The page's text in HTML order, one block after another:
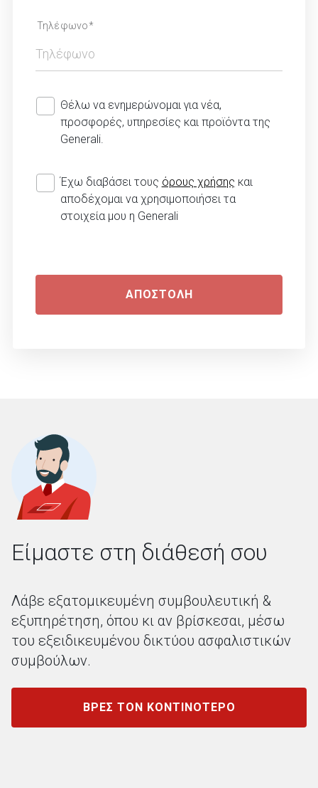
Τηλέφωνο*
Θέλω να ενημερώνομαι για νέα,
προσφορές, υπηρεσίες και προϊόντα της
Generali.
Έχω διαβάσει τους όρους χρήσης και
αποδέχομαι να χρησιμοποιήσει τα
στοιχεία μου η Generali
ΑΠΟΣΤΟΛΗ
Είμαστε στη διάθεσή σου
Λάβε εξατομικευμένη συμβουλευτική &
εξυπηρέτηση, όπου κι αν βρίσκεσαι, μέσω
του εξειδικευμένου δικτύου ασφαλιστικών
συμβούλων.
ΒΡΕΣ ΤΟΝ ΚΟΝΤΙΝΟΤΕΡΟ